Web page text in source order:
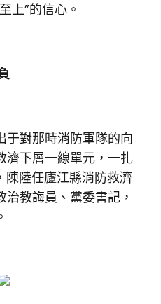
上”的信心。
于對那時消防軍隊的向
濟下層一線單元，一扎
陳陸任廬江縣消防救濟
治教誨員、黨委書記，